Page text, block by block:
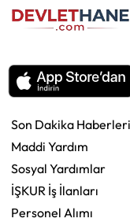
Son Dakika Haberleri
Maddi Yardım
Sosyal Yardımlar
İŞKUR İş İlanları
Personel Alımı